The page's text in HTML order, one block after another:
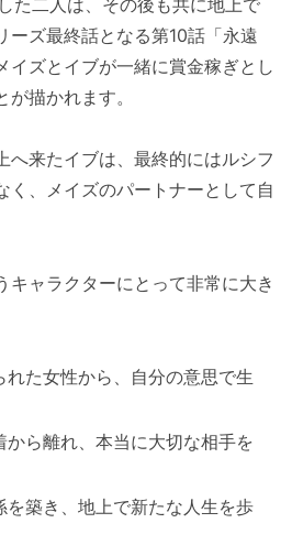
ーズ最終話となる第10話「永遠
イズとイブが一緒に賞金稼ぎとし
描かれます。
へ来たイブは、最終的にはルシフ
く、メイズのパートナーとして自
キャラクターにとって非常に大き
れた女性から、自分の意思で生
から離れ、本当に大切な相手を
を築き、地上で新たな人生を歩